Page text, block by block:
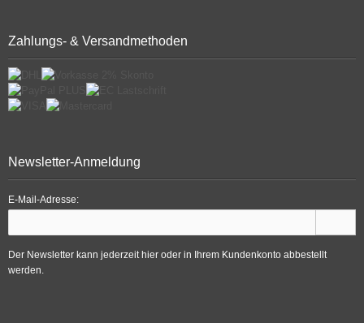
Zahlungs- & Versandmethoden
Newsletter-Anmeldung
E-Mail-Adresse:
Der Newsletter kann jederzeit hier oder in Ihrem Kundenkonto abbestellt
werden.